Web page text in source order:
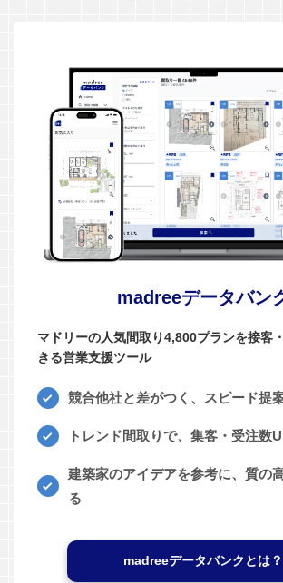
madreeデータバン
マドリーの人気間取り4,800プランを接客
きる営業支援ツール
競合他社と差がつく、スピード提
トレンド間取りで、集客・受注数
建築家のアイデアを参考に、質の
る
madreeデータバンクとは？